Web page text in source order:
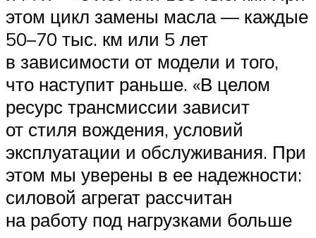
этом цикл замены масла — каждые
50–70 тыс. км или 5 лет
в зависимости от модели и того,
что наступит раньше. «В целом
ресурс трансмиссии зависит
от стиля вождения, условий
эксплуатации и обслуживания. При
этом мы уверены в ее надежности:
силовой агрегат рассчитан
на работу под нагрузками больше